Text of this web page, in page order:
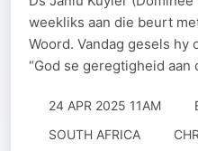
weekliks aan die beurt
Woord. Vandag gesels hy
“God se geregtigheid aan
24 APR 2025 11AM
SOUTH AFRICA